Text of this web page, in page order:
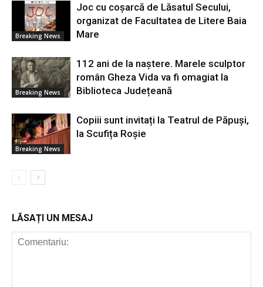
Breaking News
Joc cu coșarcă de Lăsatul Secului,
organizat de Facultatea de Litere Baia
Mare
Breaking News
112 ani de la naștere. Marele sculptor
român Gheza Vida va fi omagiat la
Biblioteca Județeană
Breaking News
Copiii sunt invitați la Teatrul de Păpuși,
la Scufița Roșie
LĂSAȚI UN MESAJ